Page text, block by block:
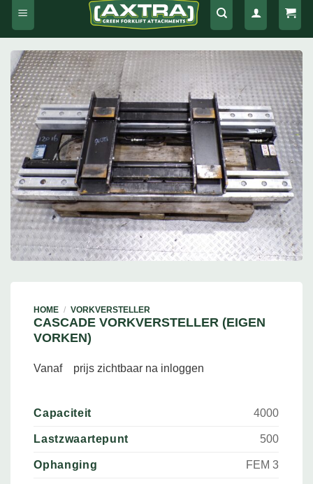
HOME / VORKVERSTELLER
CASCADE VORKVERSTELLER (EIGEN
VORKEN)
Vanaf prijs zichtbaar na inloggen
Capaciteit 4000
Lastzwaartepunt 500
Ophanging FEM 3